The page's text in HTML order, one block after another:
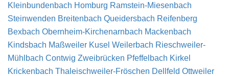
Kleinbundenbach Homburg Ramstein-Miesenbach
Steinwenden Breitenbach Queidersbach Reifenberg
Bexbach Obernheim-Kirchenarnbach Mackenbach
Kindsbach Maßweiler Kusel Weilerbach Rieschweiler-
Mühlbach Contwig Zweibrücken Pfeffelbach Kirkel
Krickenbach Thaleischweiler-Fröschen Dellfeld Ottweiler